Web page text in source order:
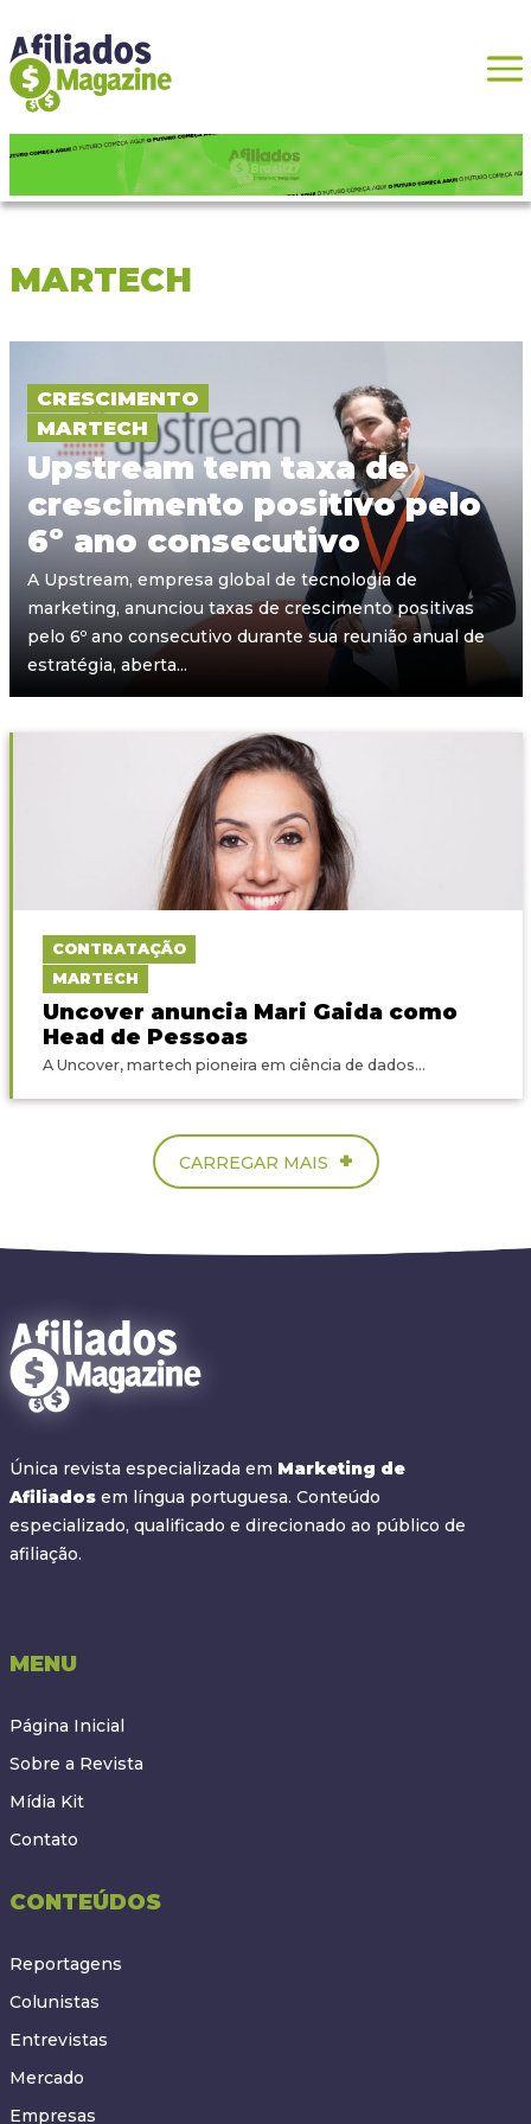
MARTECH
CRESCIMENTO
MARTECH
Upstream tem taxa de
crescimento positivo pelo
6º ano consecutivo
A Upstream, empresa global de tecnologia de
marketing, anunciou taxas de crescimento positivas
pelo 6º ano consecutivo durante sua reunião anual de
estratégia, aberta...
CONTRATAÇÃO
MARTECH
Uncover anuncia Mari Gaida como
Head de Pessoas
A Uncover, martech pioneira em ciência de dados...
CARREGAR MAIS +
Única revista especializada em Marketing de
Afiliados em língua portuguesa. Conteúdo
especializado, qualificado e direcionado ao público de
afiliação.
MENU
Página Inicial
Sobre a Revista
Mídia Kit
Contato
CONTEÚDOS
Reportagens
Colunistas
Entrevistas
Mercado
Empresas